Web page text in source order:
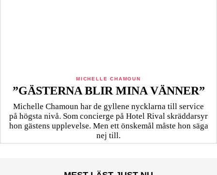
MICHELLE CHAMOUN
”GÄSTERNA BLIR MINA VÄNNER”
Michelle Chamoun har de gyllene nycklarna till service
på högsta nivå. Som concierge på Hotel Rival skräddarsyr
hon gästens upp­levelse. Men ett önskemål måste hon säga
nej till.